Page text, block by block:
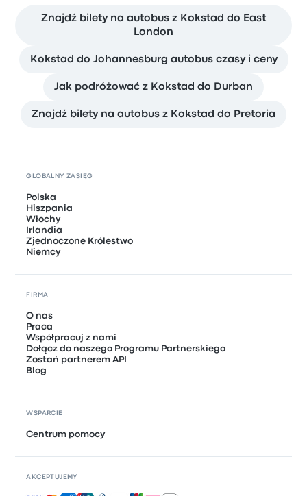
Znajdź bilety na autobus z Kokstad do East
London
Kokstad do Johannesburg autobus czasy i ceny
Jak podróżować z Kokstad do Durban
Znajdź bilety na autobus z Kokstad do Pretoria
GLOBALNY ZASIĘG
Polska
Hiszpania
Włochy
Irlandia
Zjednoczone Królestwo
Niemcy
FIRMA
O nas
Praca
Współpracuj z nami
Dołącz do naszego Programu Partnerskiego
Zostań partnerem API
Blog
WSPARCIE
Centrum pomocy
AKCEPTUJEMY